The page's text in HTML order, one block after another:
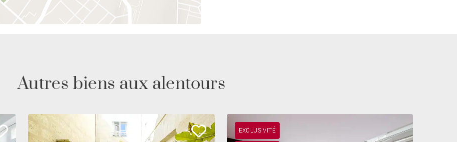
Autres biens aux alentours
EXCLUSIVITÉ